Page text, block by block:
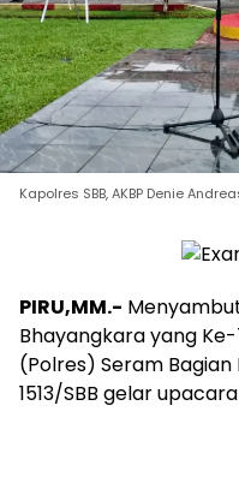
Kapolres SBB, AKBP Denie
PIRU,MM.-
Bhayangkara yang
(Polres) Seram
1513/SBB gelar